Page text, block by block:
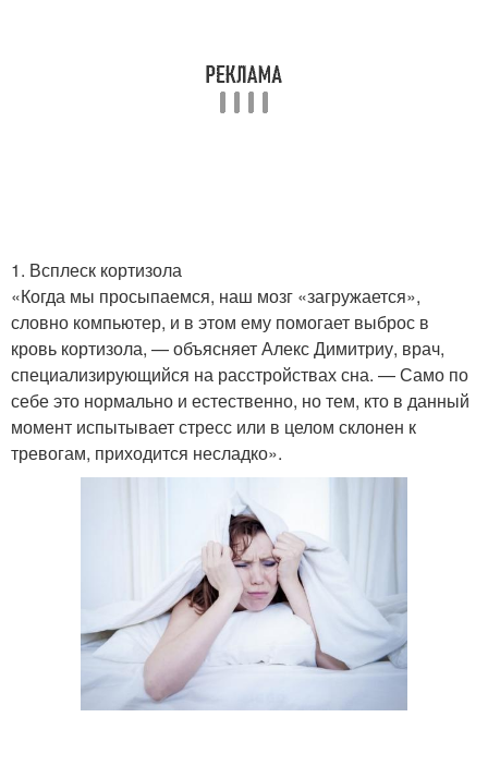
1. Всплеск кортизола
«Когда мы просыпаемся, наш мозг «загружается»,
словно компьютер, и в этом ему помогает выброс в
кровь кортизола, — объясняет Алекс Димитриу, врач,
специализирующийся на расстройствах сна. — Само по
себе это нормально и естественно, но тем, кто в данный
момент испытывает стресс или в целом склонен к
тревогам, приходится несладко».